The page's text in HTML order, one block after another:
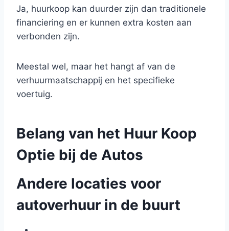
Ja, huurkoop kan duurder zijn dan traditionele
financiering en er kunnen extra kosten aan
verbonden zijn.
Meestal wel, maar het hangt af van de
verhuurmaatschappij en het specifieke
voertuig.
Belang van het Huur Koop
Optie bij de Autos
Andere locaties voor
autoverhuur in de buurt